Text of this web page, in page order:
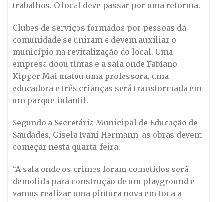
trabalhos. O local deve passar por uma reforma.
Clubes de serviços formados por pessoas da
comunidade se uniram e devem auxiliar o
município na revitalização do local. Uma
empresa doou tintas e a sala onde Fabiano
Kipper Mai matou uma professora, uma
educadora e três crianças será transformada em
um parque infantil.
Segundo a Secretária Municipal de Educação de
Saudades, Gisela Ivani Hermann, as obras devem
começar nesta quarta-feira.
“A sala onde os crimes foram cometidos será
demolida para construção de um playground e
vamos realizar uma pintura nova em toda a